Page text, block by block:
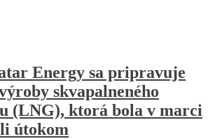
Energy sa pripravuje
skvapalneného
(LNG), ktorá bola v marci
útokom